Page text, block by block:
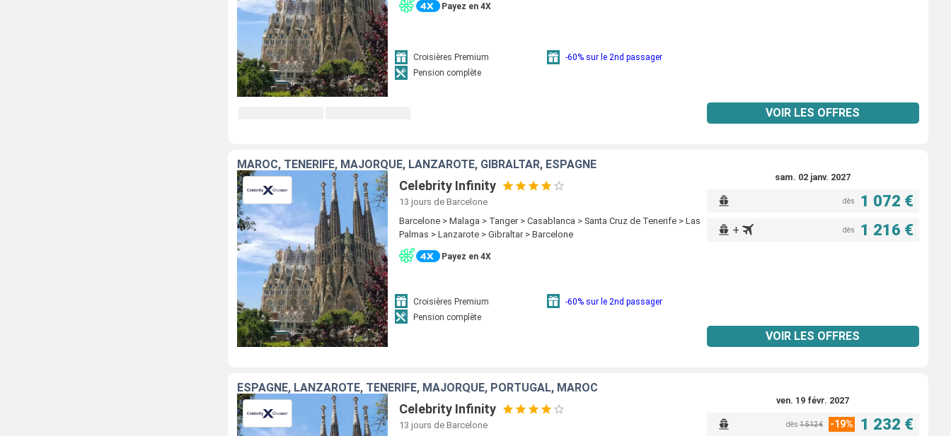
Payez en 4X
Croisières Premium
-60% sur le 2nd passager
Pension complète
VOIR LES OFFRES
MAROC, TENERIFE, MAJORQUE, LANZAROTE, GIBRALTAR, ESPAGNE
Celebrity Infinity
13 jours de Barcelone
Barcelone > Malaga > Tanger > Casablanca > Santa Cruz de Tenerife > Las
Palmas > Lanzarote > Gibraltar > Barcelone
Payez en 4X
Croisières Premium
-60% sur le 2nd passager
Pension complète
sam. 02 janv. 2027
dès 1 072 €
+ dès 1 216 €
VOIR LES OFFRES
ESPAGNE, LANZAROTE, TENERIFE, MAJORQUE, PORTUGAL, MAROC
Celebrity Infinity
13 jours de Barcelone
ven. 19 févr. 2027
dès 1 512 € -19% 1 232 €